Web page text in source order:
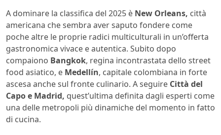
A dominare la classifica del 2025 è New Orleans, città
americana che sembra aver saputo fondere come
poche altre le proprie radici multiculturali in un’offerta
gastronomica vivace e autentica. Subito dopo
compaiono Bangkok, regina incontrastata dello street
food asiatico, e Medellín, capitale colombiana in forte
ascesa anche sul fronte culinario. A seguire Città del
Capo e Madrid, quest’ultima definita dagli esperti come
una delle metropoli più dinamiche del momento in fatto
di cucina.